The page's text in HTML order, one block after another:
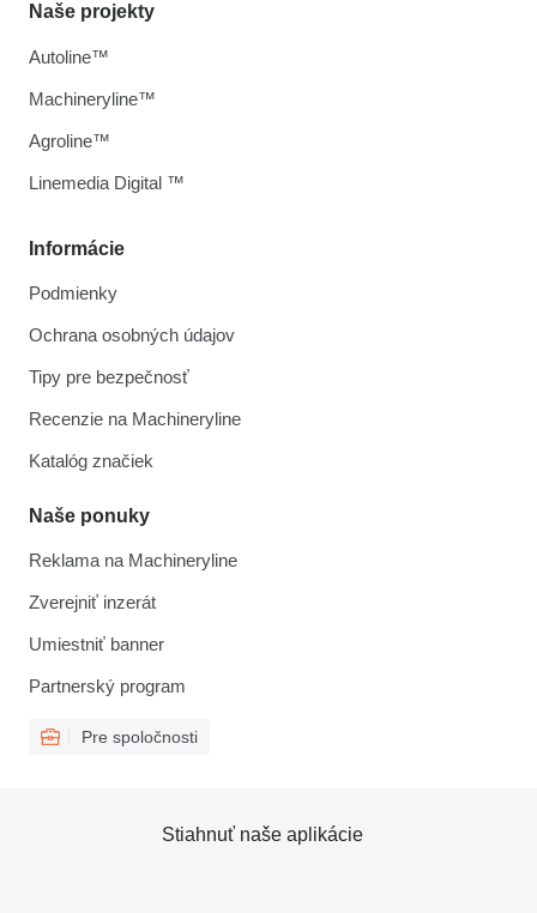
Informácie
Podmienky
Ochrana osobných údajov
Tipy pre bezpečnosť
Recenzie na Machineryline
Katalóg značiek
Naše ponuky
Reklama na Machineryline
Zverejniť inzerát
Umiestniť banner
Partnerský program
Pre spoločnosti
Naše projekty
Autoline™
Machineryline™
Agroline™
Linemedia Digital ™
Stiahnuť naše aplikácie